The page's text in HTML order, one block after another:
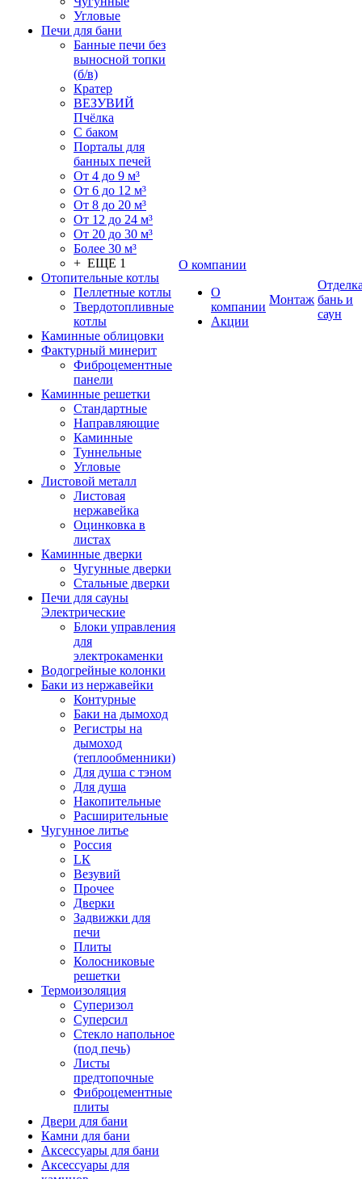
Угловые
Печи для бани
Банные печи без
выносной топки
(б/в)
Кратер
ВЕЗУВИЙ
Пчёлка
С баком
Порталы для
банных печей
От 4 до 9 м³
От 6 до 12 м³
От 8 до 20 м³
От 12 до 24 м³
От 20 до 30 м³
Более 30 м³
+ ЕЩЕ 1
Отопительные котлы
Пеллетные котлы
Твердотопливные
котлы
Каминные облицовки
Фактурный минерит
Фиброцементные
панели
Каминные решетки
Стандартные
Направляющие
Каминные
Туннельные
Угловые
Листовой металл
Листовая
нержавейка
Оцинковка в
листах
Каминные дверки
Чугунные дверки
Стальные дверки
Печи для сауны
Электрические
Блоки управления
для
электрокаменки
Водогрейные колонки
Баки из нержавейки
Контурные
Баки на дымоход
Регистры на
дымоход
(теплообменники)
Для душа с тэном
Для душа
Накопительные
Расширительные
Чугунное литье
Россия
LК
Везувий
Прочее
Дверки
Задвижки для
печи
Плиты
Колосниковые
решетки
Термоизоляция
Суперизол
Суперсил
Стекло напольное
(под печь)
Листы
предтопочные
Фиброцементные
плиты
Двери для бани
Камни для бани
Аксессуары для бани
Аксессуары для
О компании
О
компании
Акции
Монтаж бань и
саун